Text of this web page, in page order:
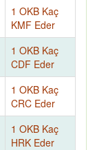
1 OKB Kaç
KMF Eder
1 OKB Kaç
CDF Eder
1 OKB Kaç
CRC Eder
1 OKB Kaç
HRK Eder